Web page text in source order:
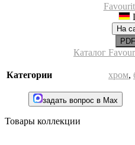
На
Каталог
Категории хром,
задать вопрос в Max
Товары коллекции